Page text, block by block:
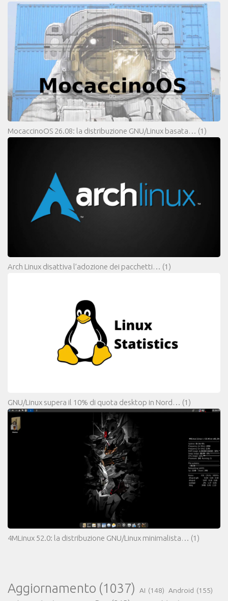
MocaccinoOS 26.08: la distribuzione GNU/Linux basata… (1)
Arch Linux disattiva l’adozione dei pacchetti… (1)
GNU/Linux supera il 10% di quota desktop in Nord… (1)
4MLinux 52.0: la distribuzione GNU/Linux minimalista… (1)
Aggiornamento (1037) AI (148) Android (155)